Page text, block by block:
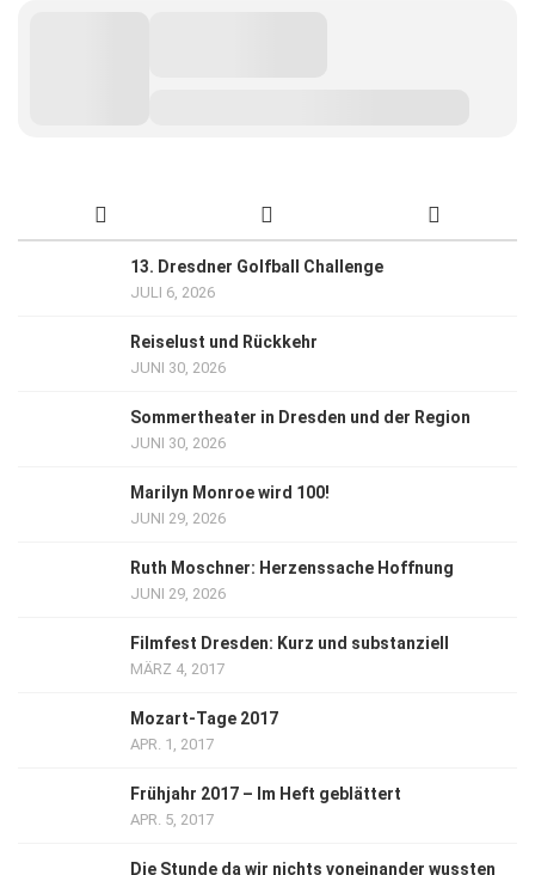
13. Dresdner Golfball Challenge
JULI 6, 2026
Reiselust und Rückkehr
JUNI 30, 2026
Sommertheater in Dresden und der Region
JUNI 30, 2026
Marilyn Monroe wird 100!
JUNI 29, 2026
Ruth Moschner: Herzenssache Hoffnung
JUNI 29, 2026
Filmfest Dresden: Kurz und substanziell
MÄRZ 4, 2017
Mozart-Tage 2017
APR. 1, 2017
Frühjahr 2017 – Im Heft geblättert
APR. 5, 2017
Die Stunde da wir nichts voneinander wussten